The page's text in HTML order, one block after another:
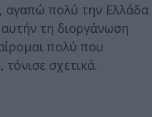
αγαπώ πολύ την Ελλάδα
τη διοργάνωση
πολύ που
σχετικά.